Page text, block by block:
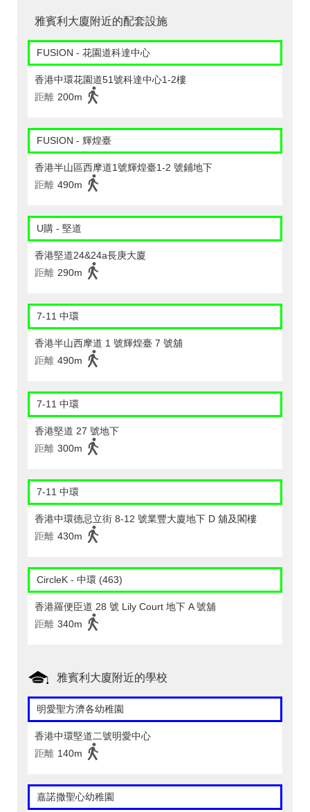
雅賓利大廈附近的配套設施
FUSION - 花園道科達中心
香港中環花園道51號科達中心1-2樓
距離 200m
FUSION - 輝煌臺
香港半山區西摩道1號輝煌臺1-2 號鋪地下
距離 490m
U購 - 堅道
香港堅道24&24a長庚大廈
距離 290m
7-11 中環
香港半山西摩道 1 號輝煌臺 7 號舖
距離 490m
7-11 中環
香港堅道 27 號地下
距離 300m
7-11 中環
香港中環德忌立街 8-12 號業豐大廈地下 D 舖及閣樓
距離 430m
CircleK - 中環 (463)
香港羅便臣道 28 號 Lily Court 地下 A 號舖
距離 340m
雅賓利大廈附近的學校
明愛聖方濟各幼稚園
香港中環堅道二號明愛中心
距離 140m
嘉諾撒聖心幼稚園